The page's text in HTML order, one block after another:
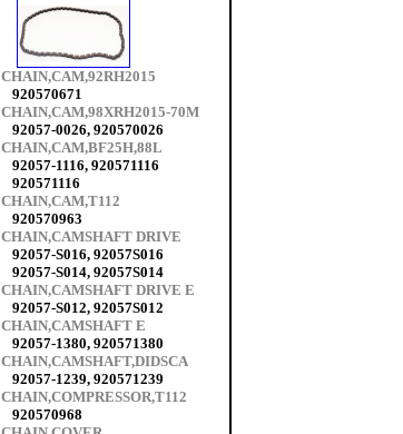
CHAIN,CAM,92RH2015
920570671
CHAIN,CAM,98XRH2015-70M
92057-0026, 920570026
CHAIN,CAM,BF25H,88L
92057-1116, 920571116
920571116
CHAIN,CAM,T112
920570963
CHAIN,CAMSHAFT DRIVE
92057-S016, 92057S016
92057-S014, 92057S014
CHAIN,CAMSHAFT DRIVE E
92057-S012, 92057S012
CHAIN,CAMSHAFT E
92057-1380, 920571380
CHAIN,CAMSHAFT,DIDSCA
92057-1239, 920571239
CHAIN,COMPRESSOR,T112
920570968